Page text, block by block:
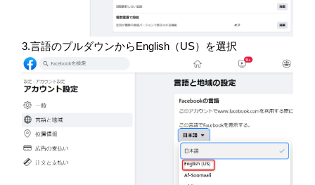
3.言語のプルダウンからEnglish（US）を選択